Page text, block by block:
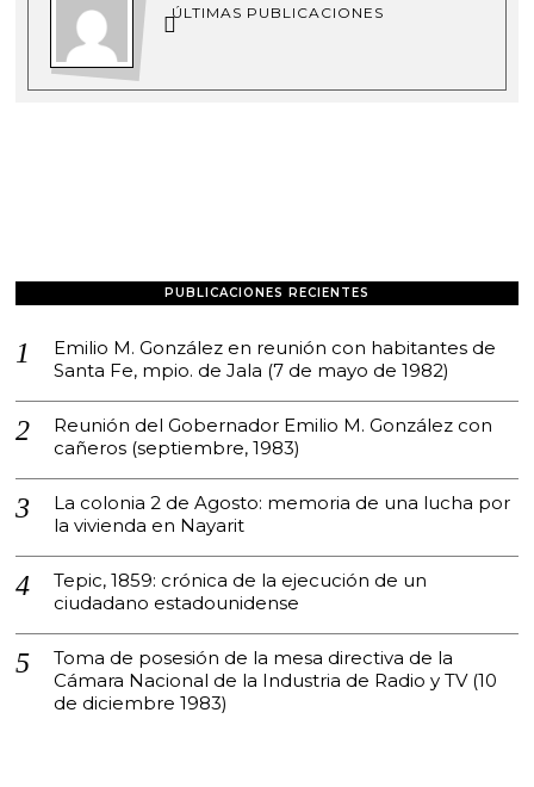
ÚLTIMAS PUBLICACIONES
PUBLICACIONES RECIENTES
Emilio M. González en reunión con habitantes de
Santa Fe, mpio. de Jala (7 de mayo de 1982)
Reunión del Gobernador Emilio M. González con
cañeros (septiembre, 1983)
La colonia 2 de Agosto: memoria de una lucha por
la vivienda en Nayarit
Tepic, 1859: crónica de la ejecución de un
ciudadano estadounidense
Toma de posesión de la mesa directiva de la
Cámara Nacional de la Industria de Radio y TV (10
de diciembre 1983)